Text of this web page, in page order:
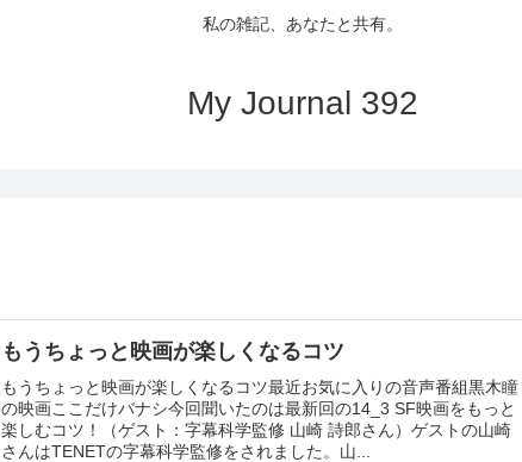
私の雑記、あなたと共有。
My Journal 392
もうちょっと映画が楽しくなるコツ
もうちょっと映画が楽しくなるコツ最近お気に入りの音声番組黒木瞳
の映画ここだけバナシ今回聞いたのは最新回の14_3 SF映画をもっと
楽しむコツ！（ゲスト：字幕科学監修 山崎 詩郎さん）ゲストの山崎
さんはTENETの字幕科学監修をされました。山...